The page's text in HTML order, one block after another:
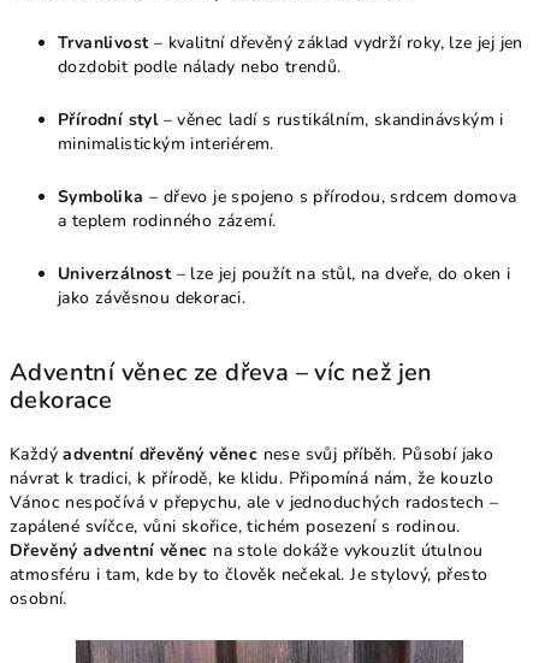
Trvanlivost– kvalitní dřevěný základ vydrží roky, lze jej jen
dozdobit podle nálady nebo trendů.
Přírodní styl– věnec ladí s rustikálním, skandinávským i
minimalistickým interiérem.
Symbolika – dřevo je spojeno s přírodou, srdcem domova
a teplem rodinného zázemí.
Univerzálnost– lze jej použít na stůl, na dveře, do oken i
jako závěsnou dekoraci.
Adventní věnec ze dřeva – víc než jen
dekorace
Každýadventní dřevěný věnec nese svůj příběh. Působí jako
návrat k tradici, k přírodě, ke klidu. Připomíná nám, že kouzlo
Vánoc nespočívá v přepychu, ale v jednoduchých radostech –
zapálené svíčce, vůni skořice, tichém posezení s rodinou.
Dřevěný adventní věnec na stole dokáže vykouzlit útulnou
atmosféru i tam, kde by to člověk nečekal. Je stylový, přesto
osobní.